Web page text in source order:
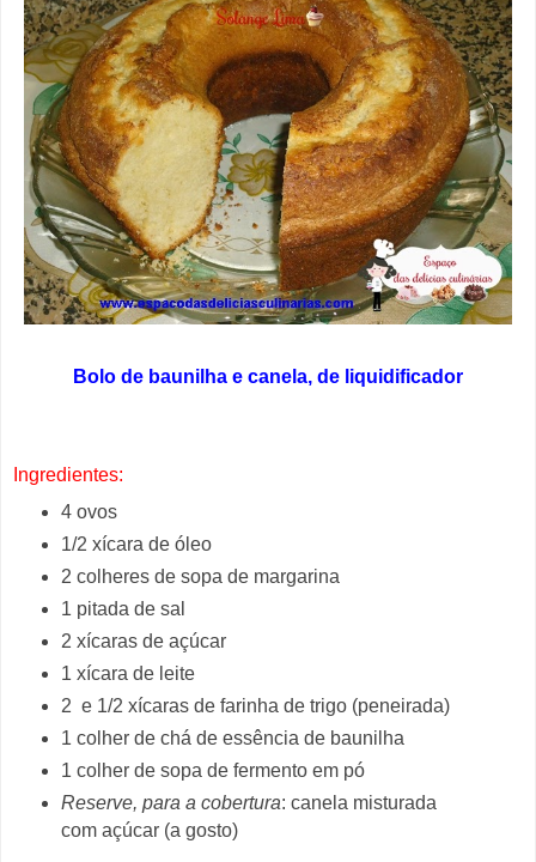
Bolo de baunilha e canela, de liquidificador
Ingredientes:
4 ovos
1/2 xícara de óleo
2 colheres de sopa de margarina
1 pitada de sal
2 xícaras de açúcar
1 xícara de leite
2 e 1/2 xícaras de farinha de trigo (peneirada)
1 colher de chá de essência de baunilha
1 colher de sopa de fermento em pó
Reserve, para a cobertura: canela misturada
com açúcar (a gosto)